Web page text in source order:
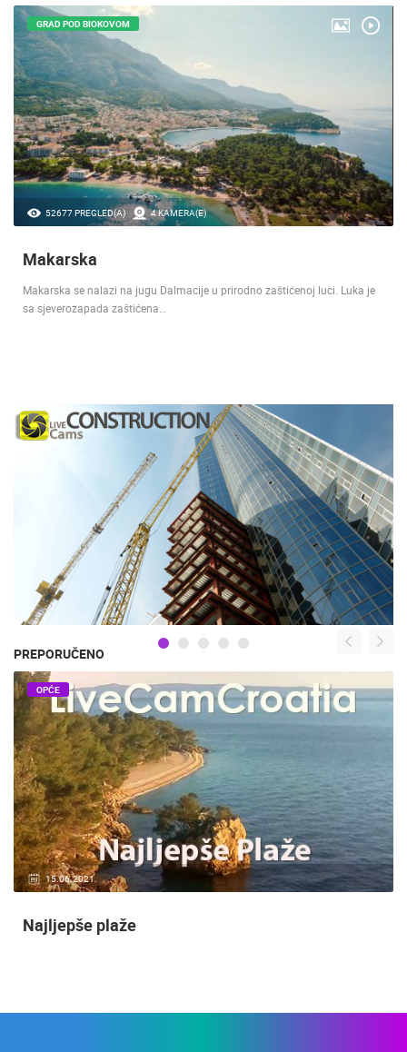
52677 PREGLED(A) 4 KAMERA(E)
GRAD POD BIOKOVOM
Makarska
Makarska se nalazi na jugu Dalmacije u prirodno zaštićenoj luci. Luka je
sa sjeverozapada zaštićena…
PREPORUČENO
15.06.2021.
OPĆE
Najljepše plaže